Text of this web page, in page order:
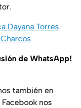
Dayana Torres
de WhatsApp!
también en
nos